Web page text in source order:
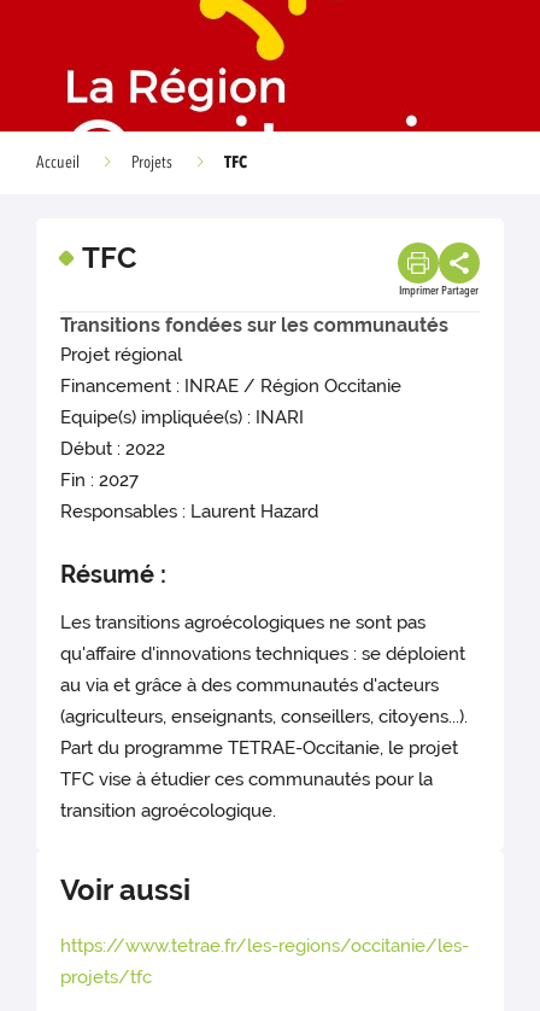
Accueil Projets TFC
TFC
Imprimer Partager
Transitions fondées sur les communautés
Projet régional
Financement : INRAE / Région Occitanie
Equipe(s) impliquée(s) : INARI
Début : 2022
Fin : 2027
Responsables : Laurent Hazard
Résumé :
Les transitions agroécologiques ne sont pas
qu'affaire d'innovations techniques : se déploient
au via et grâce à des communautés d'acteurs
(agriculteurs, enseignants, conseillers, citoyens...).
Part du programme TETRAE-Occitanie, le projet
TFC vise à étudier ces communautés pour la
transition agroécologique.
Voir aussi
https://www.tetrae.fr/les-regions/occitanie/les-
projets/tfc